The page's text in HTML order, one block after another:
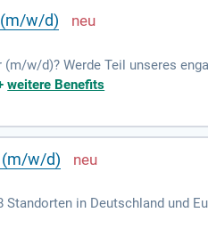
(m/w/d)
w/d)? Werde Teil unseres
sowie
auf LKW und
jetzt und starte deine Karriere
weitere Benefits
(m/w/d)
in Deutschland und
Systemlieferant im